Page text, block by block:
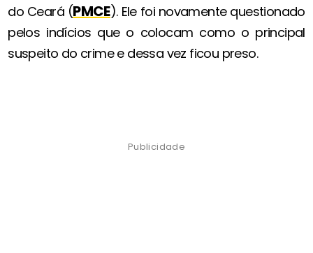
do Ceará (PMCE). Ele foi novamente questionado
pelos indícios que o colocam como o principal
suspeito do crime e dessa vez ficou preso.
Publicidade